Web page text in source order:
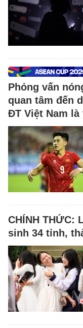
Phỏng vấn
quan tâm đến
ĐT Việt Nam
CHÍNH THỨC:
sinh 34 tỉnh,